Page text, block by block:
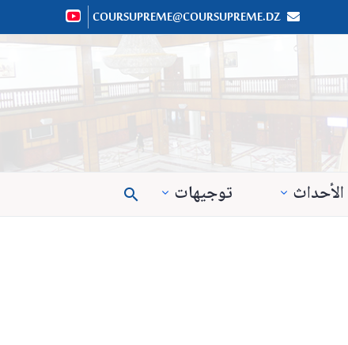


COURSUPREME@COURSUPREME.DZ
الأحداث توجيهات 